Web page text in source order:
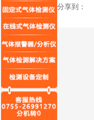
分享到：